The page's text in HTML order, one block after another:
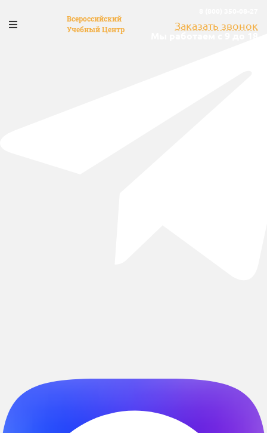
Всероссийский
Учебный Центр
Заказать звонок